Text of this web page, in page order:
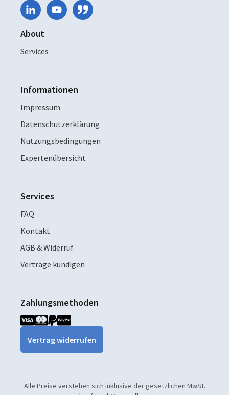
About
Services
Informationen
Impressum
Datenschutzerklärung
Nutzungsbedingungen
Expertenübersicht
Services
FAQ
Kontakt
AGB & Widerruf
Verträge kündigen
Zahlungsmethoden
Vertrag widerrufen
Alle Preise verstehen sich inklusive der gesetzlichen MwSt.